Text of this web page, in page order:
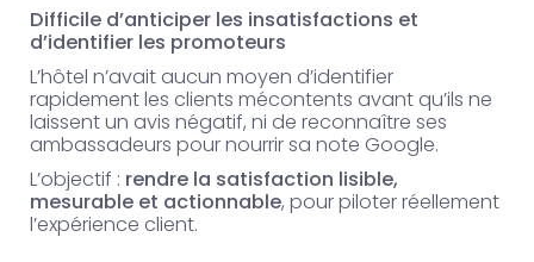
Difficile d’anticiper les insatisfactions et
d’identifier les promoteurs
L’hôtel n’avait aucun moyen d’identifier
rapidement les clients mécontents avant qu’ils ne
laissent un avis négatif, ni de reconnaître ses
ambassadeurs pour nourrir sa note Google.
L’objectif : rendre la satisfaction lisible,
mesurable et actionnable, pour piloter réellement
l’expérience client.